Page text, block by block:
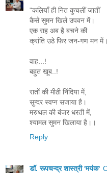
"कलियाँ ही नित कुचलीं जातीं
कैसे सुमन खिले उपवन में।
एक राह अब है बचने की
क्रांति उठे फिर जन-गण मन
वाह...!
बहुत खूब..!
रातों की मीठी निंदिया में,
सुन्दर स्वप्न सजाया है।
मरुथल की बंजर धरती में,
श्यामल सुमन खिलाया है।।
Reply
डॉ. रूपचन्द्र शास्त्री 'मयंक'